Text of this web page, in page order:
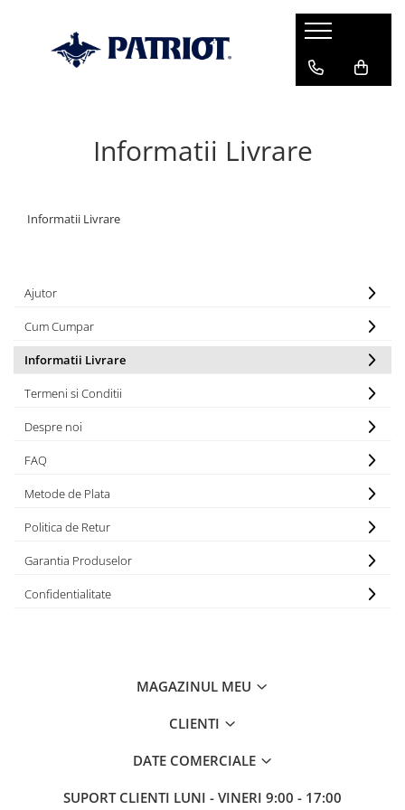
Informatii Livrare
Informatii Livrare
Ajutor
Cum Cumpar
Informatii Livrare
Termeni si Conditii
Despre noi
FAQ
Metode de Plata
Politica de Retur
Garantia Produselor
Confidentialitate
MAGAZINUL MEU
CLIENTI
DATE COMERCIALE
SUPORT CLIENTI LUNI - VINERI 9:00 - 17:00